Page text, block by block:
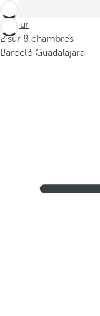
Retour
2 sur 8 chambres
Barceló Guadalajara